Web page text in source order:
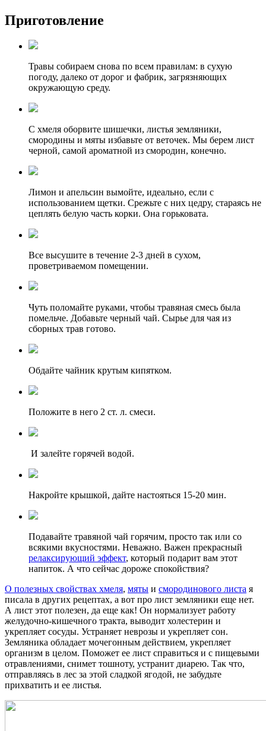
Приготовление
Травы собираем снова по всем правилам: в сухую
погоду, далеко от дорог и фабрик, загрязняющих
окружающую среду.
С хмеля оборвите шишечки, листья земляники,
смородины и мяты избавьте от веточек. Мы берем лист
черной, самой ароматной из смородин, конечно.
Лимон и апельсин вымойте, идеально, если с
использованием щетки. Срежьте с них цедру, стараясь не
цеплять белую часть корки. Она горьковата.
Все высушите в течение 2-3 дней в сухом,
проветриваемом помещении.
Чуть поломайте руками, чтобы травяная смесь была
помельче. Добавьте черный чай. Сырье для чая из
сборных трав готово.
Обдайте чайник крутым кипятком.
Положите в него 2 ст. л. смеси.
И залейте горячей водой.
Накройте крышкой, дайте настояться 15-20 мин.
Подавайте травяной чай горячим, просто так или со
всякими вкусностями. Неважно. Важен прекрасный
релаксирующий эффект, который подарит вам этот
напиток. А что сейчас дороже спокойствия?
О полезных свойствах хмеля, мяты и смородинового листа я
писала в других рецептах, а вот про лист земляники еще нет.
А лист этот полезен, да еще как! Он нормализует работу
желудочно-кишечного тракта, выводит холестерин и
укрепляет сосуды. Устраняет неврозы и укрепляет сон.
Земляника обладает мочегонным действием, укрепляет
организм в целом. Поможет ее лист справиться и с пищевыми
отравлениями, снимет тошноту, устранит диарею. Так что,
отправляясь в лес за этой сладкой ягодой, не забудьте
прихватить и ее листья.